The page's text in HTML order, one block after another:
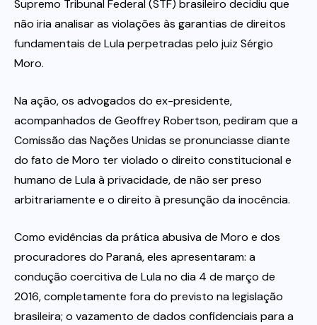
Supremo Tribunal Federal (STF) brasileiro decidiu que
não iria analisar as violações às garantias de direitos
fundamentais de Lula perpetradas pelo juiz Sérgio
Moro.
Na ação, os advogados do ex-presidente,
acompanhados de Geoffrey Robertson, pediram que a
Comissão das Nações Unidas se pronunciasse diante
do fato de Moro ter violado o direito constitucional e
humano de Lula à privacidade, de não ser preso
arbitrariamente e o direito à presunção da inocência.
Como evidências da prática abusiva de Moro e dos
procuradores do Paraná, eles apresentaram: a
condução coercitiva de Lula no dia 4 de março de
2016, completamente fora do previsto na legislação
brasileira; o vazamento de dados confidenciais para a